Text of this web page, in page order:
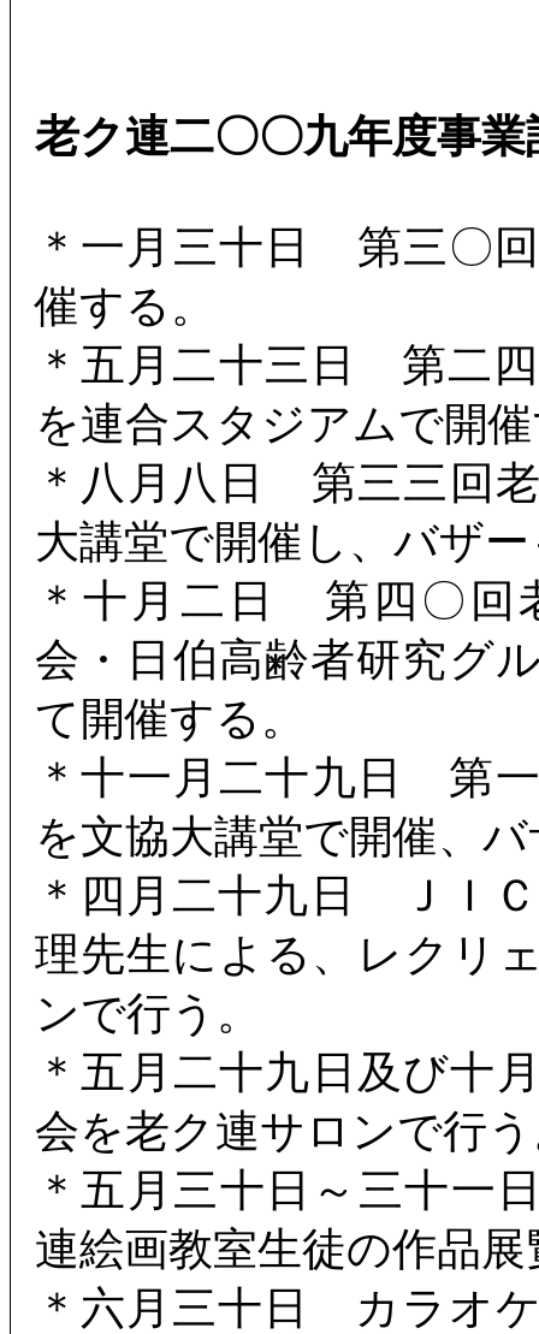
老ク連二〇〇九年度事業
＊一月三十日 第三〇
催する。
＊五月二十三日 第二
を連合スタジアムで開
＊八月八日 第三三回
大講堂で開催し、バザ
＊十月二日 第四〇回
会・日伯高齢者研究グ
て開催する。
＊十一月二十九日 第
を文協大講堂で開催、
＊四月二十九日 ＪＩ
理先生による、レクリ
ンで行う。
＊五月二十九日及び
会を老ク連サロンで行
＊五月三十日～三十
連絵画教室生徒の作品
＊六月三十日 カラオ